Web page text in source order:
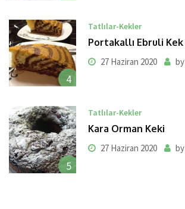
4
Tatlılar-Kekler
Portakallı Ebruli Kek
27 Haziran 2020 by
5
Tatlılar-Kekler
Kara Orman Keki
27 Haziran 2020 by